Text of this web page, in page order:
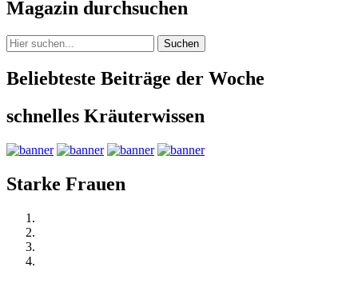
Magazin durchsuchen
Suchen
Beliebteste Beiträge der Woche
schnelles Kräuterwissen
Starke Frauen